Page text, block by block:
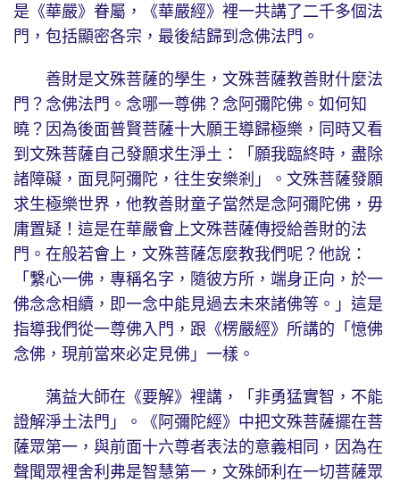
是《華嚴》眷屬，《華嚴經》裡一共講了二千多個法
門，包括顯密各宗，最後結歸到念佛法門。
善財是文殊菩薩的學生，文殊菩薩教善財什麼法
門？念佛法門。念哪一尊佛？念阿彌陀佛。如何知
曉？因為後面普賢菩薩十大願王導歸極樂，同時又看
到文殊菩薩自己發願求生淨土：「願我臨終時，盡除
諸障礙，面見阿彌陀，往生安樂剎」。文殊菩薩發願
求生極樂世界，他教善財童子當然是念阿彌陀佛，毋
庸置疑！這是在華嚴會上文殊菩薩傳授給善財的法
門。在般若會上，文殊菩薩怎麼教我們呢？他說：
「繫心一佛，專稱名字，隨彼方所，端身正向，於一
佛念念相續，即一念中能見過去未來諸佛等。」這是
指導我們從一尊佛入門，跟《楞嚴經》所講的「憶佛
念佛，現前當來必定見佛」一樣。
蕅益大師在《要解》裡講，「非勇猛實智，不能
證解淨土法門」。《阿彌陀經》中把文殊菩薩擺在菩
薩眾第一，與前面十六尊者表法的意義相同，因為在
聲聞眾裡舍利弗是智慧第一，文殊師利在一切菩薩眾